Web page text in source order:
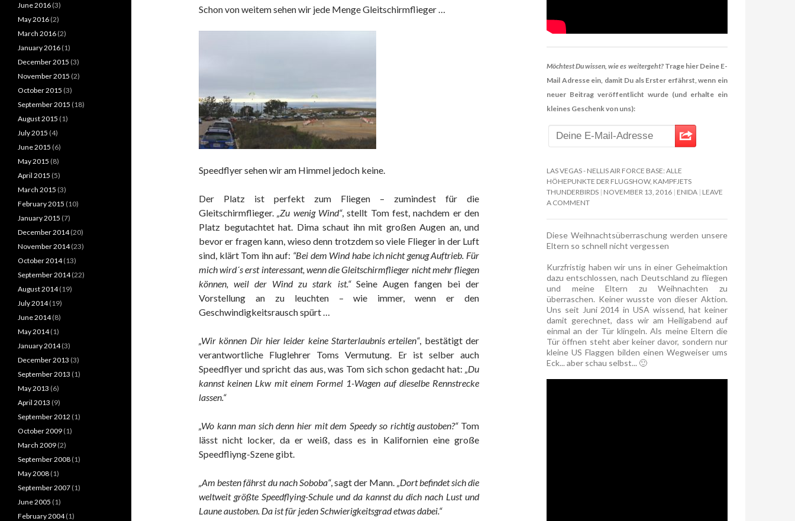
Schon von weitem sehen wir jede Menge Gleitschirmflieger …
Speedflyer sehen wir am Himmel jedoch keine.
Der Platz ist perfekt zum Fliegen – zumindest für die
Gleitschirmflieger.„Zu wenig Wind“, stellt Tom fest, nachdem er den
Platz begutachtet hat. Dima schaut ihn mit großen Augen an, und
bevor er fragen kann, wieso denn trotzdem so viele Flieger in der Luft
sind, klärt Tom ihn auf: “Bei dem Wind habe ich nicht genug Auftrieb. Für
mich wird´s erst interessant, wenn die Gleitschirmflieger nicht mehr fliegen
können, weil der Wind zu stark ist.“Seine Augen fangen bei der
Vorstellung an zu leuchten – wie immer, wenn er den
Geschwindigkeitsrausch spürt …
„Wir können Dir hier leider keine Starterlaubnis erteilen“, bestätigt der
verantwortliche Fluglehrer Toms Vermutung. Er ist selber auch
Speedflyer und spricht das aus, was Tom sich schon gedacht hat: „Du
kannst keinen Lkw mit einem Formel 1-Wagen auf dieselbe Rennstrecke
lassen.“
„Wo kann man sich denn hier mit dem Speedy so richtig austoben?“Tom
lässt nicht locker, da er weiß, dass es in Kalifornien eine große
Speedfliyng-Szene gibt.
„Am besten fährst du nach Soboba“, sagt der Mann. „Dort befindet sich die
weltweit größte Speedflying-Schule und da kannst du dich nach Lust und
Laune austoben. Da ist für jeden Schwierigkeitsgrad etwas dabei.“
Möchtest Du wissen, wie es weitergeht? Trage hier Deine E-
Mail Adresse ein, damit Du als Erster erfährst, wenn ein
neuer Beitrag veröffentlicht wurde (und erhalte ein
kleines Geschenk von uns):
LAS VEGAS - NELLIS AIR FORCE BASE: ALLE
HÖHEPUNKTE DER FLUGSHOW, KAMPFJETS
THUNDERBIRDS NOVEMBER 13, 2016 ENIDA LEAVE
A COMMENT
Diese Weihnachtsüberraschung werden unsere
Eltern so schnell nicht vergessen
Kurzfristig haben wir uns in einer Geheimaktion
dazu entschlossen, nach Deutschland zu fliegen
und meine Eltern zu Weihnachten zu
überraschen. Keiner wusste von dieser Aktion.
Uns seit Juni 2014 in USA wissend, hat keiner
damit gerechnet, dass wir am Heiligabend auf
einmal an der Tür klingeln. Als meine Eltern die
Tür öffnen steht aber keiner davor, sondern nur
kleine US Flaggen bilden einen Wegweiser ums
Eck... aber schau selbst... 🙂
June 2016 (3)
May 2016 (2)
March 2016 (2)
January 2016 (1)
December 2015 (3)
November 2015 (2)
October 2015 (3)
September 2015 (18)
August 2015 (1)
July 2015 (4)
June 2015 (6)
May 2015 (8)
April 2015 (5)
March 2015 (3)
February 2015 (10)
January 2015 (7)
December 2014(20)
November 2014(23)
October 2014(13)
September 2014(22)
August 2014(19)
July 2014(19)
June 2014(8)
May 2014(1)
January 2014(3)
December 2013 (3)
September 2013 (1)
May 2013 (6)
April 2013 (9)
September 2012 (1)
October 2009 (1)
March 2009 (2)
September 2008 (1)
May 2008 (1)
September 2007 (1)
June 2005 (1)
February 2004(1)